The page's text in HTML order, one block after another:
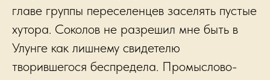
главе группы переселенцев заселять пустые
хутора. Соколов не разрешил мне быть в
Улунге как лишнему свидетелю
творившегося беспредела. Промыслово-